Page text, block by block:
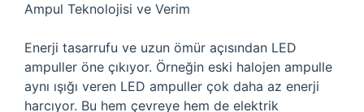
Ampul Teknolojisi ve Verim
Enerji tasarrufu ve uzun ömür açısından LED
ampuller öne çıkıyor. Örneğin eski halojen ampulle
aynı ışığı veren LED ampuller çok daha az enerji
harcıyor. Bu hem çevreye hem de elektrik